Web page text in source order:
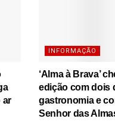
ar
INFORMAÇÃO
‘Alma à Brava’
edição com dois
gastronomia e
Senhor das